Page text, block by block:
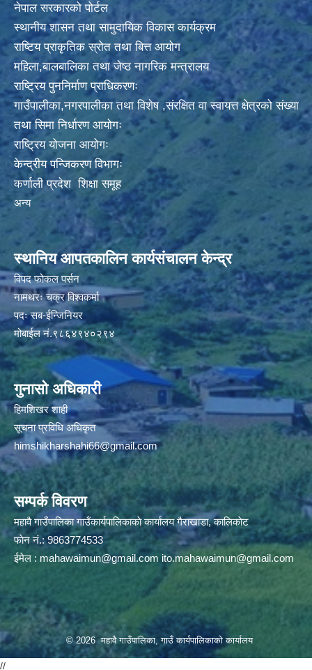
नेपाल सरकारको पोर्टल
स्थानीय शासन तथा सामुदायिक विकास कार्यक्रम
राष्टिय प्राकृतिक स्रोत तथा बित्त आयोग
महिला,बालबालिका तथा जेष्ठ नागरिक मन्त्रालय
राष्ट्रिय पुननिर्माण प्राधिकरणः
गाउँपालीका,नगरपालीका तथा विशेष ,संरक्षित वा स्वायत्त क्षेत्रको संख्या
तथा सिमा निर्धारण आयोगः
राष्ट्रिय योजना आयोगः
केन्द्रीय पन्जिकरण विभागः
कर्णाली प्रदेश शिक्षा समूह
अन्य
स्थानिय आपतकालिन कार्यसंचालन केन्द्र
विपद फोकल पर्सन
नामथरः चक्र विश्वकर्मा
पदः सब-ईन्जिनियर
मोबाईल नं.९८६४९४०२९४
गुनासो अधिकारी
हिमशिखर शाही
सूचना प्रविधि अधिकृत
himshikharshahi66@gmail.com
सम्पर्क विवरण
महावै गाउँपालिका गाउँकार्यपालिकाकाे कार्यालय गैराखाडा, कालिकाेट
फाेन नं.: 9863774533
ईमेल : mahawaimun@gmail.com ito.mahawaimun@gmail.com
© 2026 महावै गाउँपालिका, गाउँ कार्यपालिकाको कार्यालय
//